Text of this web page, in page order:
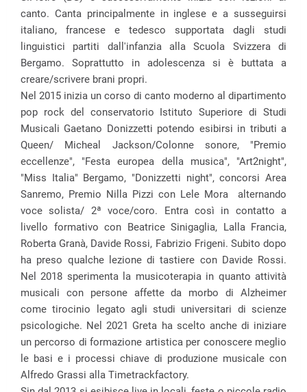
canto. Canta principalmente in inglese e a susseguirsi
italiano, francese e tedesco supportata dagli studi
linguistici partiti dall'infanzia alla Scuola Svizzera di
Bergamo. Soprattutto in adolescenza si è buttata a
creare/scrivere brani propri.
Nel 2015 inizia un corso di canto moderno al dipartimento
pop rock del conservatorio Istituto Superiore di Studi
Musicali Gaetano Donizzetti potendo esibirsi in tributi a
Queen/ Micheal Jackson/Colonne sonore, "Premio
eccellenze", "Festa europea della musica", "Art2night",
"Miss Italia" Bergamo, "Donizzetti night", concorsi Area
Sanremo, Premio Nilla Pizzi con Lele Mora alternando
voce solista/ 2ª voce/coro. Entra così in contatto a
livello formativo con Beatrice Sinigaglia, Lalla Francia,
Roberta Granà, Davide Rossi, Fabrizio Frigeni. Subito dopo
ha preso qualche lezione di tastiere con Davide Rossi.
Nel 2018 sperimenta la musicoterapia in quanto attività
musicali con persone affette da morbo di Alzheimer
come tirocinio legato agli studi universitari di scienze
psicologiche. Nel 2021 Greta ha scelto anche di iniziare
un percorso di formazione artistica per conoscere meglio
le basi e i processi chiave di produzione musicale con
Alfredo Grassi alla Timetrackfactory.